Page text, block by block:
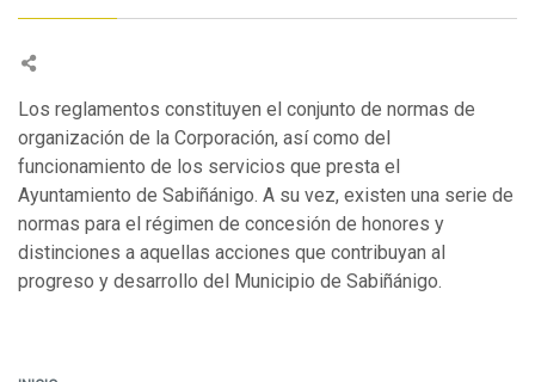
Los reglamentos constituyen el conjunto de normas de
organización de la Corporación, así como del
funcionamiento de los servicios que presta el
Ayuntamiento de Sabiñánigo. A su vez, existen una serie de
normas para el régimen de concesión de honores y
distinciones a aquellas acciones que contribuyan al
progreso y desarrollo del Municipio de Sabiñánigo.